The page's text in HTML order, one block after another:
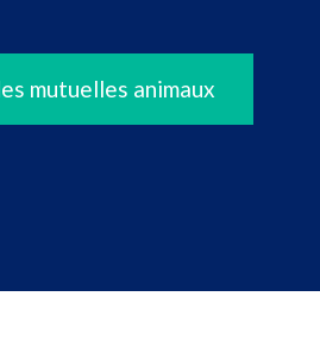
mutuelles animaux